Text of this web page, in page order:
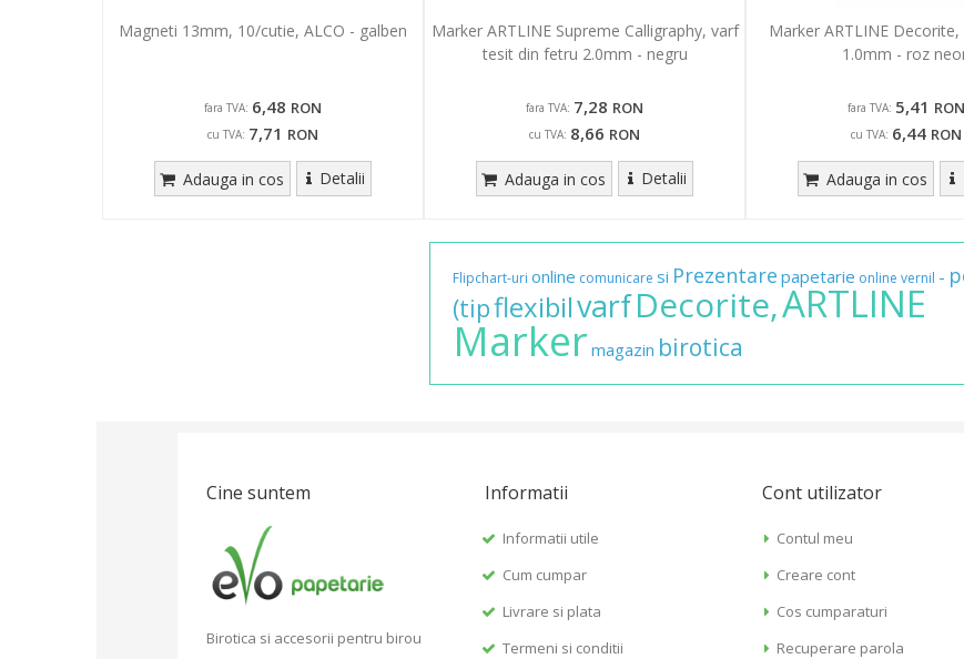
Magneti 13mm, 10/cutie, ALCO - galben
fara TVA: 6,48 RON
cu TVA: 7,71 RON
Adauga in cos Detalii
Marker ARTLINE Supreme Calligraphy, varf
tesit din fetru 2.0mm - negru
fara TVA: 7,28 RON
cu TVA: 8,66 RON
Adauga in cos Detalii
Marker ARTLINE
1.0mm - roz
fara TVA: 5,41 RON
cu TVA: 6,44 RON
Adauga in cos
Flipchart-uri online comunicare si Prezentare papetarie online vernil -
(tipflexibilvarfDecorite,ARTLINE
Marker magazin birotica
Cine suntem
Birotica si accesorii pentru birou
Informatii
Informatii utile
Cum cumpar
Livrare si plata
Termeni si conditii
Cont utilizator
Contul meu
Creare cont
Cos cumparaturi
Recuperare parola